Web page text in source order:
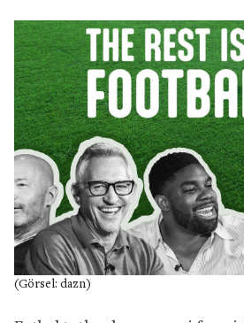
(Görsel: dazn)